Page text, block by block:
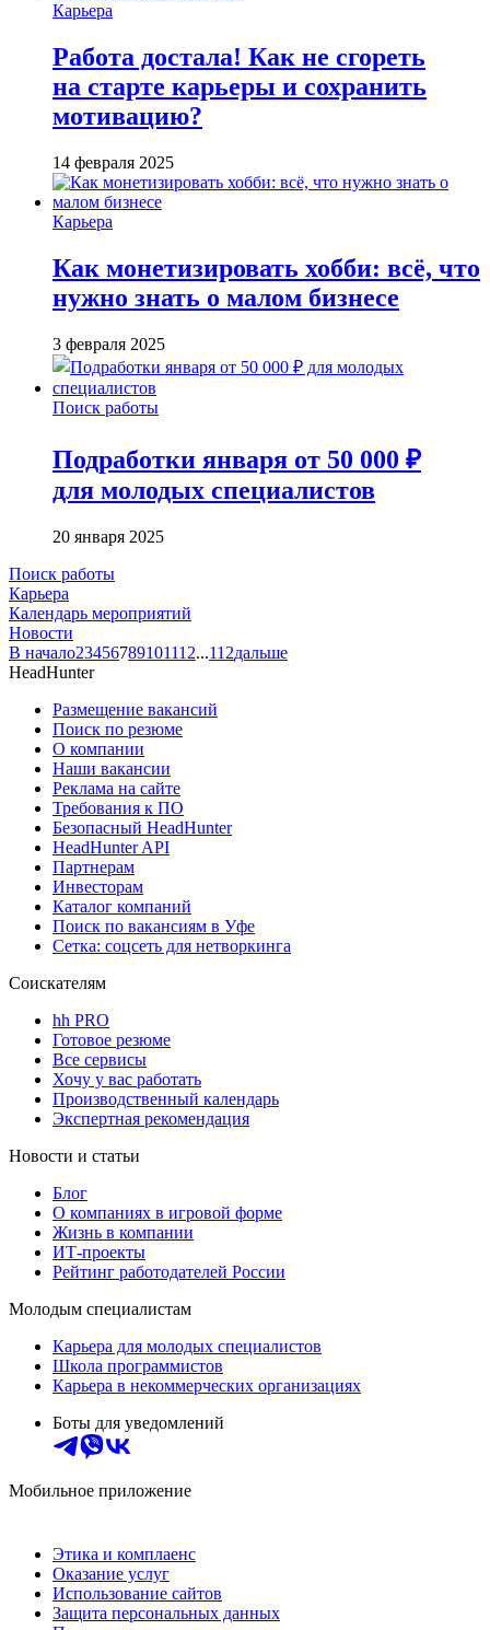
Карьера
Работа достала! Как не сгореть
на старте карьеры и сохранить
мотивацию?
14 февраля 2025
Карьера
Как монетизировать хобби: всё, что
нужно знать о малом бизнесе
3 февраля 2025
Поиск работы
Подработки января от 50 000 ₽
для молодых специалистов
20 января 2025
Поиск работы
Карьера
Календарь мероприятий
Новости
В начало23456789101112...112дальше
HeadHunter
Размещение вакансий
Поиск по резюме
О компании
Наши вакансии
Реклама на сайте
Требования к ПО
Безопасный HeadHunter
HeadHunter API
Партнерам
Инвесторам
Каталог компаний
Поиск по вакансиям в Уфе
Сетка: соцсеть для нетворкинга
Соискателям
hh PRO
Готовое резюме
Все сервисы
Хочу у вас работать
Производственный календарь
Экспертная рекомендация
Новости и статьи
Блог
О компаниях в игровой форме
Жизнь в компании
ИТ-проекты
Рейтинг работодателей России
Молодым специалистам
Карьера для молодых специалистов
Школа программистов
Карьера в некоммерческих организациях
Боты для уведомлений
Мобильное приложение
Этика и комплаенс
Оказание услуг
Использование сайтов
Защита персональных данных